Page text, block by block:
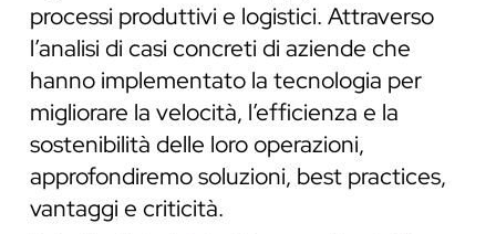
processi produttivi e logistici. Attraverso
l’analisi di casi concreti di aziende che
hanno implementato la tecnologia per
migliorare la velocità, l’efficienza e la
sostenibilità delle loro operazioni,
approfondiremo soluzioni, best practices,
vantaggi e criticità.